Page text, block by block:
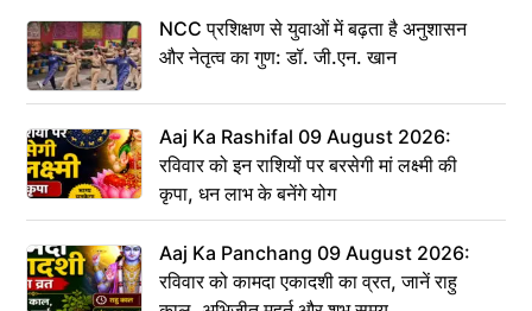
NCC प्रशिक्षण से युवाओं में बढ़ता है अनुशासन
और नेतृत्व का गुण: डॉ. जी.एन. खान
Aaj Ka Rashifal 09 August 2026:
रविवार को इन राशियों पर बरसेगी मां लक्ष्मी की
कृपा, धन लाभ के बनेंगे योग
Aaj Ka Panchang 09 August 2026:
रविवार को कामदा एकादशी का व्रत, जानें राहु